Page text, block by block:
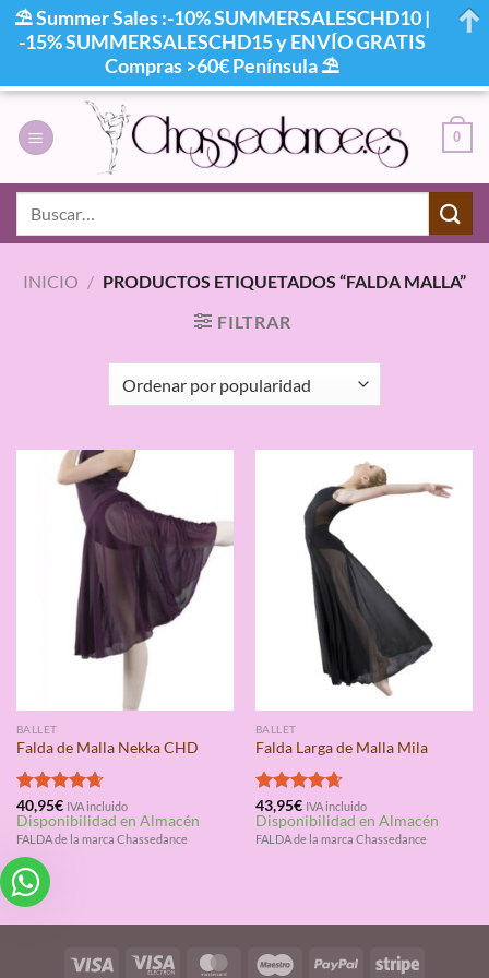
contenido
0
INICIO / PRODUCTOS ETIQUETADOS “FALDA MALLA”
FILTRAR
BALLET
Falda de Malla Nekka CHD
Valorado
con4.67
de 5
40,95€ IVA incluido
Disponibilidad en Almacén
FALDA de la marca Chassedance
BALLET
Falda Larga de Malla Mila
Valorado
con4.67
de 5
43,95€ IVA incluido
Disponibilidad en Almacén
FALDA de la marca Chassedance
⛱ Summer Sales :-10% SUMMERSALESCHD10 |
-15% SUMMERSALESCHD15 y ENVÍO GRATIS
Compras >60€ Península ⛱